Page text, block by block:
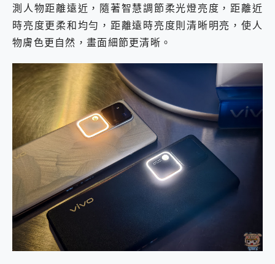
測人物距離遠近，隨著智慧調節柔光燈亮度，距離近
時亮度更柔和均勻，距離遠時亮度則清晰明亮，使人
物膚色更自然，畫面細節更清晰。